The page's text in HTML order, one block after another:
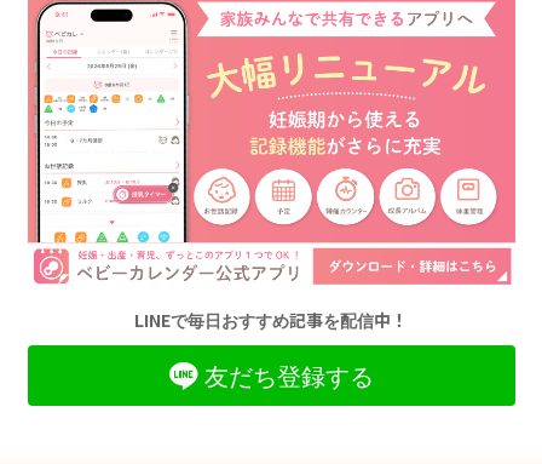
LINEで毎日おすすめ記事を配信中！
友だち登録する